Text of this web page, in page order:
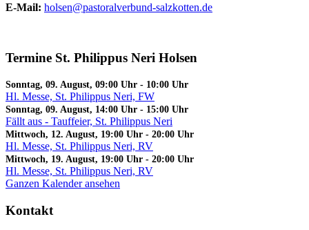
E-Mail: holsen@pastoralverbund-salzkotten.de
Termine St. Philippus Neri Holsen
Sonntag, 09. August, 09:00 Uhr - 10:00 Uhr
Hl. Messe, St. Philippus Neri, FW
Sonntag, 09. August, 14:00 Uhr - 15:00 Uhr
Fällt aus - Tauffeier, St. Philippus Neri
Mittwoch, 12. August, 19:00 Uhr - 20:00 Uhr
Hl. Messe, St. Philippus Neri, RV
Mittwoch, 19. August, 19:00 Uhr - 20:00 Uhr
Hl. Messe, St. Philippus Neri, RV
Ganzen Kalender ansehen
Kontakt